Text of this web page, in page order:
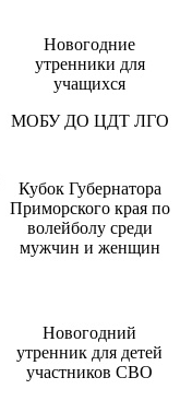
Новогодние
утренники для
учащихся
МОБУ ДО ЦДТ ЛГО
Кубок Губернатора
Приморского края по
волейболу среди
мужчин и женщин
Новогодний
утренник для детей
участников СВО